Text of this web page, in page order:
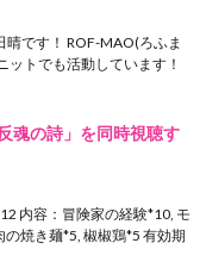
です！ ROF-MAO(ろふま
ットでも活動しています！
魂の詩」を同時視聴す
内容：冒険家の経験*10, モ
焼き麺*5, 椒椒鶏*5 有効期